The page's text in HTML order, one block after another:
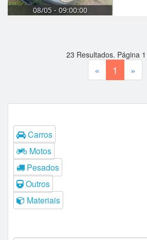
08/05 - 09:00:00
23 Resultados. Página 1
« 1 »
Carros
Motos
Pesados
Outros
Materiais